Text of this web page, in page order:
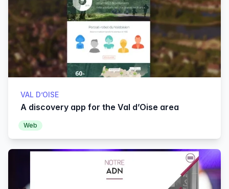
VAL D’OISE
A discovery app for the Val d’Oise area
Web